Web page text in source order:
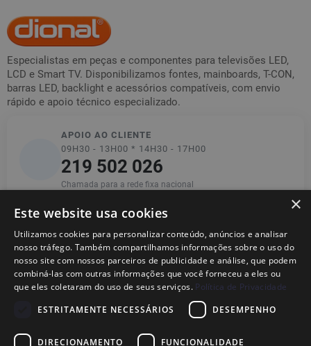
Especialistas em peças e componentes para televisões LED,
LCD e Smart TV. Disponibilizamos fontes, mainboards, T-CON,
barras LED, backlight e acessórios compatíveis, com envio
rápido e apoio técnico especializado.
APOIO AO CLIENTE
09H30 - 13H00 * 14H30 - 17H00
219 502 026
Chamada para a rede fixa nacional
Informações
×
Este website usa cookies
Utilizamos cookies para personalizar conteúdo, anúncios e analisar
nosso tráfego. Também compartilhamos informações sobre o uso do
nosso site com nossos parceiros de publicidade e análise, que podem
combiná-las com outras informações que você forneceu a eles ou
que eles coletaram do uso de seus serviços. Política de Privacidade
ESTRITAMENTE NECESSÁRIOS
DESEMPENHO
DIRECIONAMENTO FUNCIONALIDADE